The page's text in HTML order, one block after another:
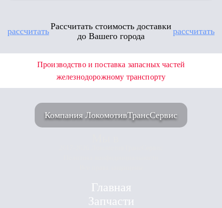
рассчитатьРассчитать стоимость доставки
до Вашего города
рассчитать
Производство и поставка запасных частей
железнодорожному транспорту
Главная
Запчасти
Компания ЛокомотивТрансСервис